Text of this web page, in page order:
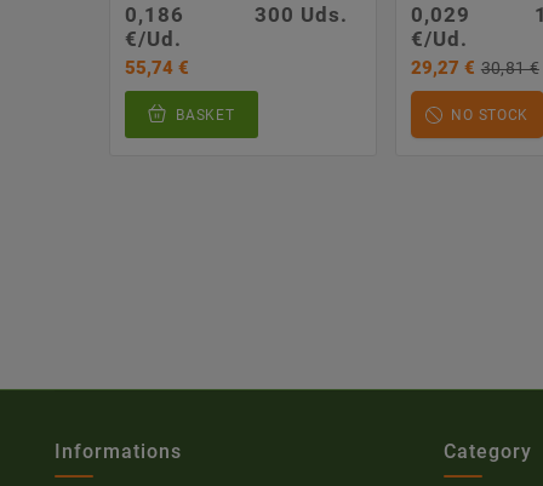
0,186
€/Ud.
300 Uds.
55,74 €
BASKET
0,029
€/Ud.
29,27 € 30,81 €
NO STOCK
Informations Category